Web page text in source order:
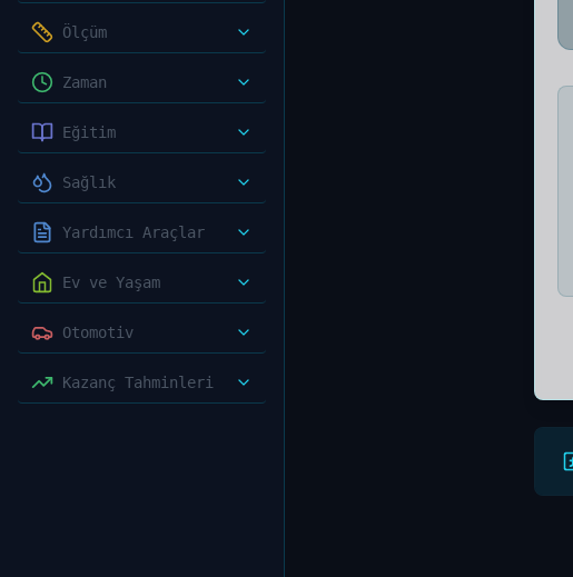
Ölçüm
Zaman
Eğitim
Sağlık
Yardımcı Araçlar
Ev ve Yaşam
Otomotiv
Kazanç Tahminleri